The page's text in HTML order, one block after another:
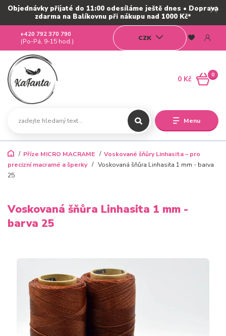
Objednávky přijaté do 11:00 odesíláme ještě dnes • Doprava
zdarma na Balíkovnu při nákupu nad 1000 Kč*
Menu
CZK
+420 792 370 790
(Po-Pá, 9-15 hod.)
0
0 Kč
Příze MICRO MACRAME
Voskované šňůry Linhasita – pro
precizní macramé a šperky
Voskovaná šňůra Linhasita 1 mm - barva
25
Voskovaná šňůra Linhasita 1 mm -
barva 25